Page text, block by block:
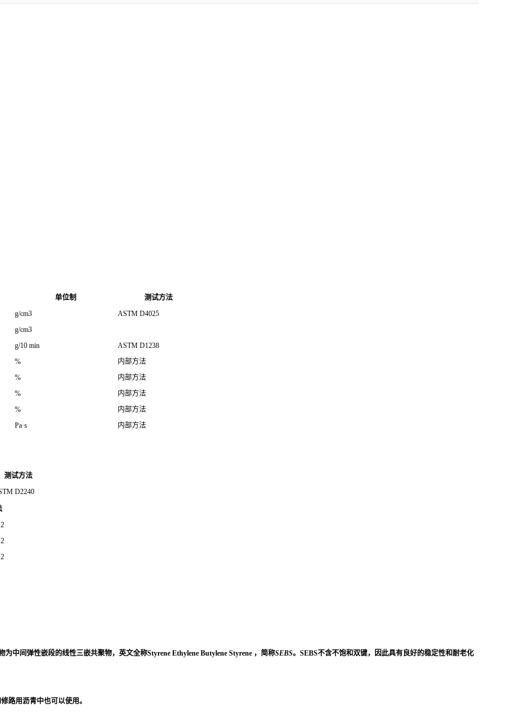
单位制
测试方法
g/cm3
ASTM D4025
g/cm3
g/10 min
ASTM D1238
%
内部方法
%
内部方法
%
内部方法
%
内部方法
Pa·s
内部方法
测试方法
D2240
中间弹性嵌段的线性三嵌共聚物，英文全称Styrene Ethylene Butylene Styrene ，简称SEBS。SEBS不含不饱和双键，因此具有良好的稳定性和耐老化
路用沥青中也可以使用。